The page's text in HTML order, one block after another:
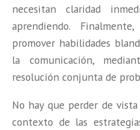
necesitan claridad
aprendiendo.
promover habilidades
la comunicación,
resolución conjunta de
No hay que perder de
contexto de las